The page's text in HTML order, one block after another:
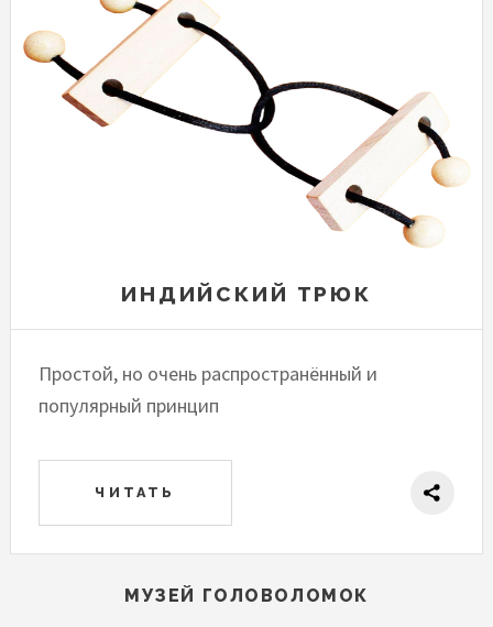
ИНДИЙСКИЙ ТРЮК
Простой, но очень распространённый и
популярный принцип
ЧИТАТЬ
МУЗЕЙ ГОЛОВОЛОМОК